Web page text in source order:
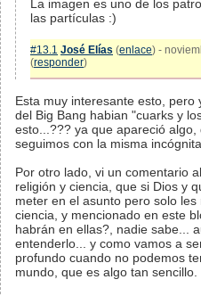
La imagen es uno de los
las partículas :)
#13.1 José Elías (enlace) -
(responder)
Esta muy interesante esto,
del Big Bang habian "cuarks y
esto...??? ya que apareció
seguimos con la misma
Por otro lado, vi un comentario
religión y ciencia, que si Dios y
meter en el asunto pero solo
ciencia, y mencionado en este
habrán en ellas?, nadie sabe...
entenderlo... y como vamos a
profundo cuando no podemos
mundo, que es algo tan sencillo.